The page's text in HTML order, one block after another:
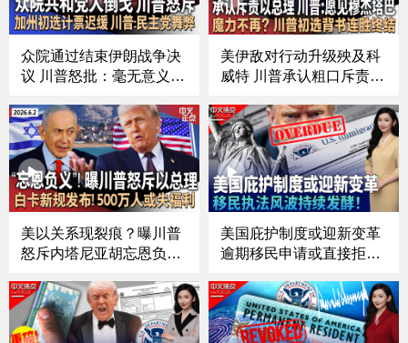
众院通过结束伊朗战争决
议 川普怒批：毫无意义！
兰奇出任司法部长｜川普
指责民主党加州初选舞弊
｜林肯纪念堂倒影池完成
蓝色翻新｜肯尼迪中心下
令移除川普冠名《中文正
点》26.6.4
美伊敌对行动升级殃及科
威特 川普承认粗口斥责以
｜川普“造王者”魔力不
再？爱荷华州长初选爆冷
｜川普：万斯、卢比奥搭
档竞选“难以击败”｜川普
政府再酿新关税《中文正
点》26.6.3
美以关系现裂痕？曝川普
怒斥内塔尼亚胡忘恩负义
停”报道 伊朗暗示重回谈
判再提解冻资产｜白宫放
弃“反武器化基金”｜白卡
美国庇护制度或迎新变革
逾期移民申请或直接拒；
川普政府释放重磅信号；
纽瓦克拘留中心一度失
控？移民执法风波持续发